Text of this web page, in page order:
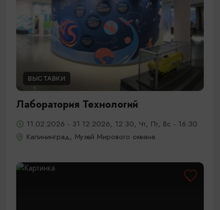
ВЫСТАВКИ
Лаборатория Технологий
11.02.2026 - 31.12.2026, 12:30, Чт, Пт, Вс - 16:30
Калининград, Музей Мирового океана